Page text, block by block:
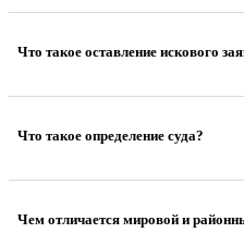
Что такое оставление искового
Что такое определение суда?
Чем отличается мировой и